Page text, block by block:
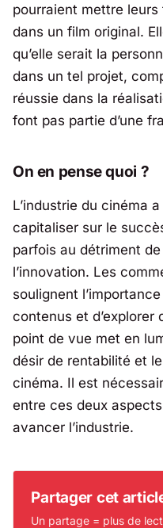
pourraient mettre
dans un film original.
qu’elle serait la
dans un tel projet,
réussie dans la
font pas partie d’une
On en pense quoi ?
L’industrie du cinéma
capitaliser sur le
parfois au détriment de
l’innovation. Les
soulignent
contenus et d’explorer
point de vue met en
désir de rentabilité et
cinéma. Il est
entre ces deux
avancer l’industrie.
Partager cet
Un partage = plus de